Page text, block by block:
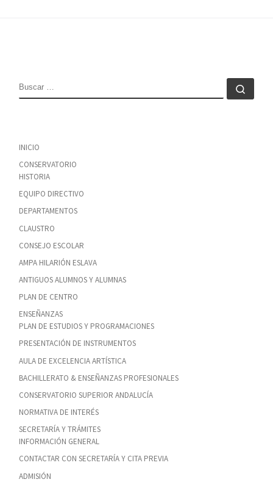
BUSCAR
INICIO
CONSERVATORIO
HISTORIA
EQUIPO DIRECTIVO
DEPARTAMENTOS
CLAUSTRO
CONSEJO ESCOLAR
AMPA HILARIÓN ESLAVA
ANTIGUOS ALUMNOS Y ALUMNAS
PLAN DE CENTRO
ENSEÑANZAS
PLAN DE ESTUDIOS Y PROGRAMACIONES
PRESENTACIÓN DE INSTRUMENTOS
AULA DE EXCELENCIA ARTÍSTICA
BACHILLERATO & ENSEÑANZAS PROFESIONALES
CONSERVATORIO SUPERIOR ANDALUCÍA
NORMATIVA DE INTERÉS
SECRETARÍA Y TRÁMITES
INFORMACIÓN GENERAL
CONTACTAR CON SECRETARÍA Y CITA PREVIA
ADMISIÓN